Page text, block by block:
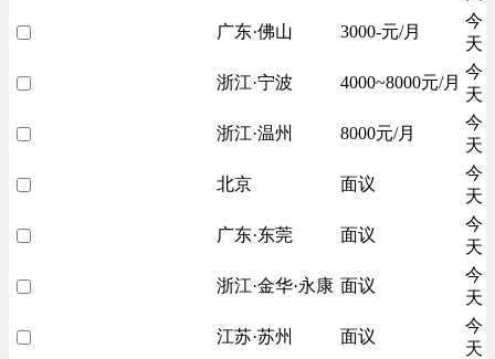
广东·佛山 3000-元/月
今
天
浙江·宁波 4000~8000元/月
今
天
浙江·温州 8000元/月
今
天
北京 面议
今
天
广东·东莞 面议
今
天
浙江·金华·永康 面议
今
天
江苏·苏州 面议
今
天